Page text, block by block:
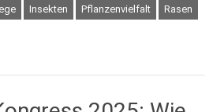
Insekten Pflanzenvielfalt
Rasen